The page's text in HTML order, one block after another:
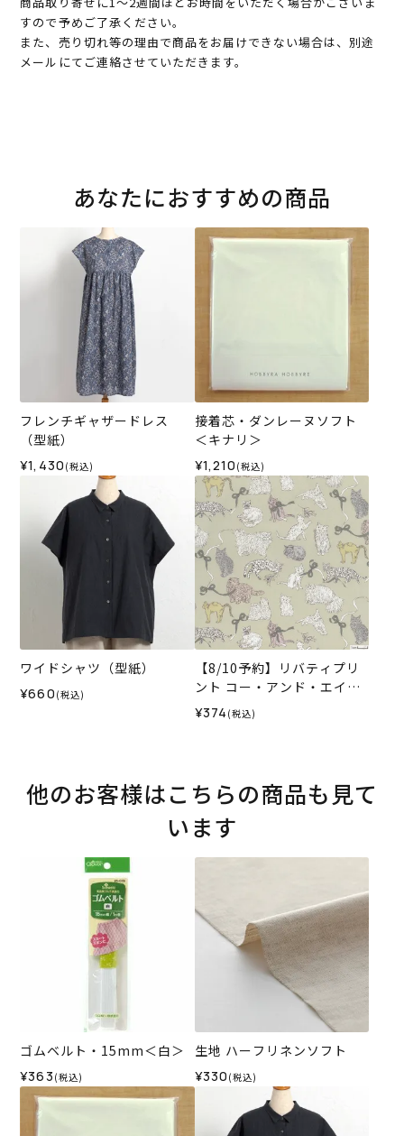
すので予めご了承ください。
また、売り切れ等の理由で商品をお届けできない場合は、別途
メールにてご連絡させていただきます。
あなたにおすすめの商品
フレンチギャザードレス
（型紙）
¥1,430 (税込)
接着芯・ダンレーヌソフト
＜キナリ＞
¥1,210 (税込)
ワイドシャツ（型紙）
¥660 (税込)
【8/10予約】リバティプリ
ント コー・アンド・エイト
＜03BE＞生地 （ホビーラホ
ビーレオリジナル）2026A
¥374 (税込)
他のお客様はこちらの商品も見て
います
ゴムベルト・15mm＜白＞
¥363 (税込)
生地 ハーフリネンソフト
¥330 (税込)